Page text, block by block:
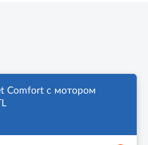
Comfort с мотором